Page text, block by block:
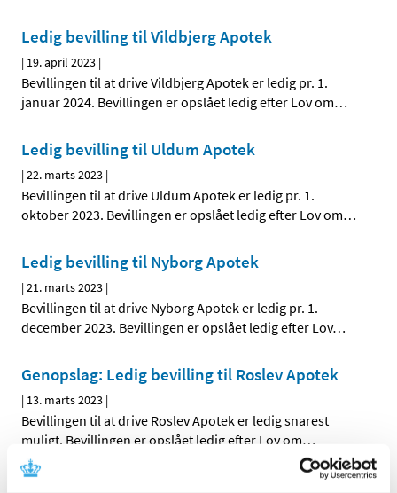
Ledig bevilling til Vildbjerg Apotek
| 19. april 2023 |
Bevillingen til at drive Vildbjerg Apotek er ledig pr. 1.
januar 2024. Bevillingen er opslået ledig efter Lov om…
Ledig bevilling til Uldum Apotek
|22. marts 2023 |
Bevillingen til at drive Uldum Apotek er ledig pr. 1.
oktober 2023. Bevillingen er opslået ledig efter Lov om…
Ledig bevilling til Nyborg Apotek
|21. marts 2023 |
Bevillingen til at drive Nyborg Apotek er ledig pr. 1.
december 2023. Bevillingen er opslået ledig efter Lov…
Genopslag: Ledig bevilling til Roslev Apotek
| 13. marts 2023 |
Bevillingen til at drive Roslev Apotek er ledig snarest
muligt. Bevillingen er opslået ledig efter Lov om…